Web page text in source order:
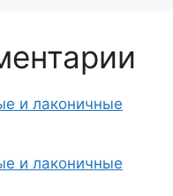
и лаконичные
и лаконичные